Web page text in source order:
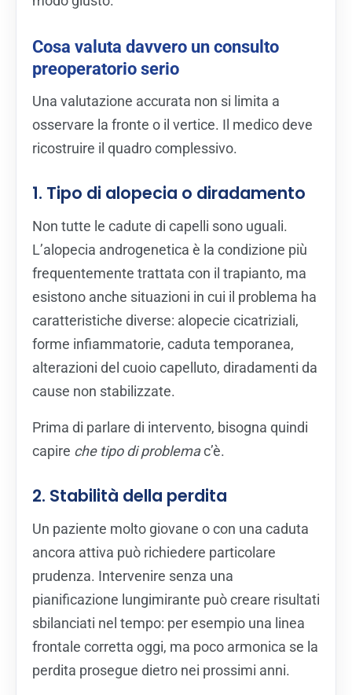
Cosa valuta davvero un consulto
preoperatorio serio
Una valutazione accurata non si limita a
osservare la fronte o il vertice. Il medico deve
ricostruire il quadro complessivo.
1. Tipo di alopecia o diradamento
Non tutte le cadute di capelli sono uguali.
L’alopecia androgenetica è la condizione più
frequentemente trattata con il trapianto, ma
esistono anche situazioni in cui il problema ha
caratteristiche diverse: alopecie cicatriziali,
forme infiammatorie, caduta temporanea,
alterazioni del cuoio capelluto, diradamenti da
cause non stabilizzate.
Prima di parlare di intervento, bisogna quindi
capire che tipo di problemac’è.
2. Stabilità della perdita
Un paziente molto giovane o con una caduta
ancora attiva può richiedere particolare
prudenza. Intervenire senza una
pianificazione lungimirante può creare risultati
sbilanciati nel tempo: per esempio una linea
frontale corretta oggi, ma poco armonica se la
perdita prosegue dietro nei prossimi anni.